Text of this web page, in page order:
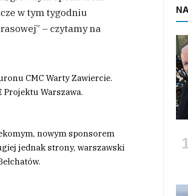
w tym tygodniu
– czytamy na
CMC Warty Zawiercie.
Projektu Warszawa.
nowym sponsorem
jednak strony, warszawski